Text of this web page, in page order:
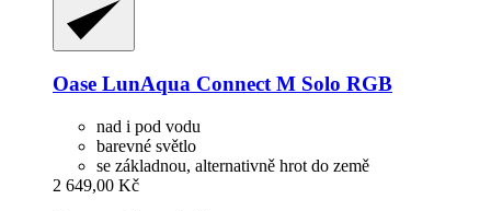
Oase LunAqua Connect M Solo RGB
nad i pod vodu
barevné světlo
se základnou, alternativně hrot do země
2 649,00 Kč